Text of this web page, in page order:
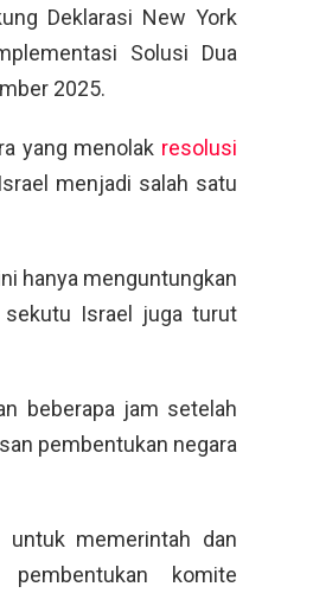
Deklarasi New York
Solusi Dua
2025.
yang menolak resolusi
menjadi salah satu
hanya menguntungkan
sekutu Israel juga turut
beberapa jam setelah
pembentukan negara
untuk memerintah dan
komite